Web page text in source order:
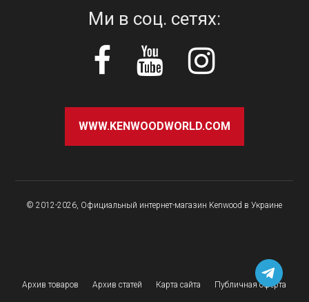
Ми в соц. сетях:
WWW.KENWOODWORLD.COM
© 2012-2026, Официальный интернет-магазин Kenwood в Украине
Архив товаров Архив статей Карта сайта Публичная оферта